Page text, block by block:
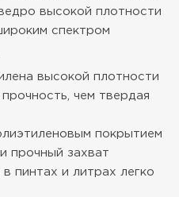
высокой плотности
спектром
высокой плотности
чем твердая
покрытием
прочный захват
пинтах и литрах легко